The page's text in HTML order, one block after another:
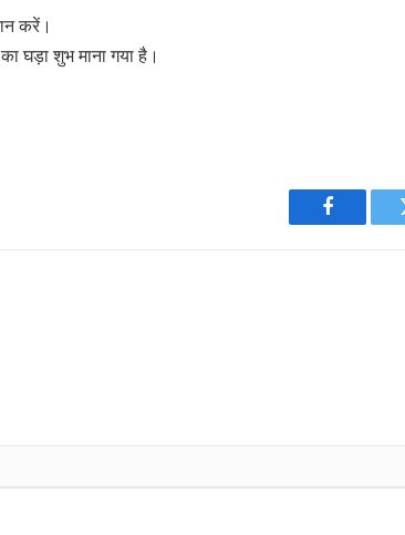
करें।
घड़ा शुभ माना गया है।
Facebook